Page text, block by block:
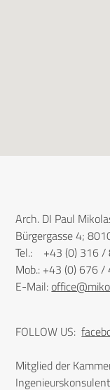
Arch. DI Paul
Bürgergasse 4;
Tel.: +43 (0) 316 /
Mob.: +43 (0) 676
E-Mail:
FOLLOW US:
Mitglied der